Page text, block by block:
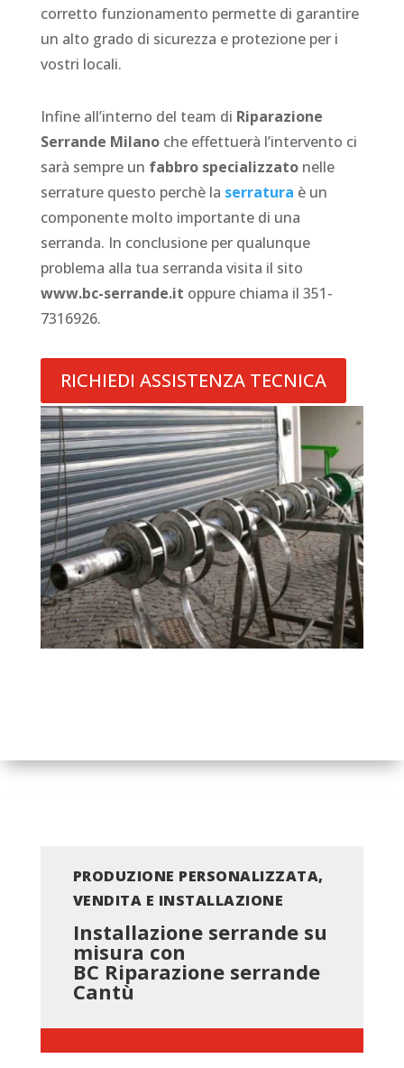
corretto funzionamento permette di garantire
un alto grado di sicurezza e protezione per i
vostri locali.
Infine all’interno del team di Riparazione
Serrande Milano che effettuerà l’intervento ci
sarà sempre un fabbro specializzatonelle
serrature questo perchè la serratura è un
componente molto importante di una
serranda. In conclusione per qualunque
problema alla tua serranda visita il sito
www.bc-serrande.it oppure chiama il 351-
7316926.
RICHIEDI ASSISTENZA TECNICA
PRODUZIONE PERSONALIZZATA,
VENDITA E INSTALLAZIONE
Installazione serrande su
misura con
BC Riparazione serrande
Cantù